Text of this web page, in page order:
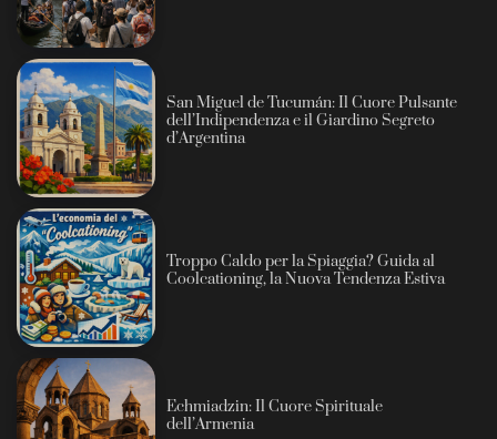
San Miguel de Tucumán: Il Cuore Pulsante
dell’Indipendenza e il Giardino Segreto
d’Argentina
Troppo Caldo per la Spiaggia? Guida al
Coolcationing, la Nuova Tendenza Estiva
Echmiadzin: Il Cuore Spirituale
dell’Armenia